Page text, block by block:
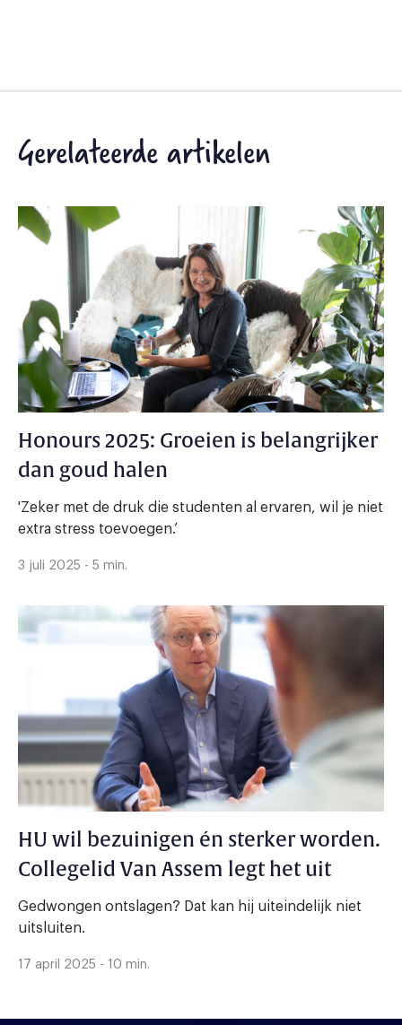
Gerelateerde artikelen
Honours 2025: Groeien is belangrijker
dan goud halen
'Zeker met de druk die studenten al ervaren, wil je niet
extra stress toevoegen.’
3 juli 2025 - 5 min.
HU wil bezuinigen én sterker worden.
Collegelid Van Assem legt het uit
Gedwongen ontslagen? Dat kan hij uiteindelijk niet
uitsluiten.
17 april 2025 - 10 min.